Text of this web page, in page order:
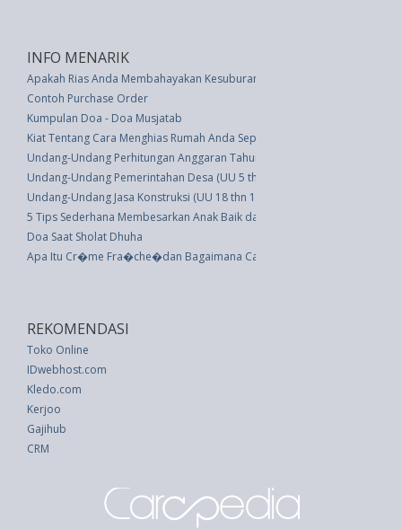
INFO MENARIK
Apakah Rias Anda Membahayakan Kesuburan Anda?
Contoh Purchase Order
Kumpulan Doa - Doa Musjatab
Kiat Tentang Cara Menghias Rumah Anda Seperti Orang Dewasa
Undang-Undang Perhitungan Anggaran Tahun 1968 (UU 5 thn 1972)
Undang-Undang Pemerintahan Desa (UU 5 thn 1979)
Undang-Undang Jasa Konstruksi (UU 18 thn 1999)
5 Tips Sederhana Membesarkan Anak Baik dan Penyayang
Doa Saat Sholat Dhuha
Apa Itu Cr�me Fra�che�dan Bagaimana Cara Membuatnya Di Rumah?
REKOMENDASI
Toko Online
IDwebhost.com
Kledo.com
Kerjoo
Gajihub
CRM